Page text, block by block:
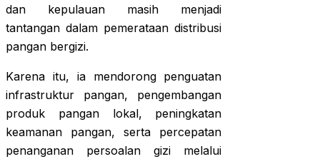
dan kepulauan masih menjadi
tantangan dalam pemerataan distribusi
pangan bergizi.
Karena itu, ia mendorong penguatan
infrastruktur pangan, pengembangan
produk pangan lokal, peningkatan
keamanan pangan, serta percepatan
penanganan persoalan gizi melalui